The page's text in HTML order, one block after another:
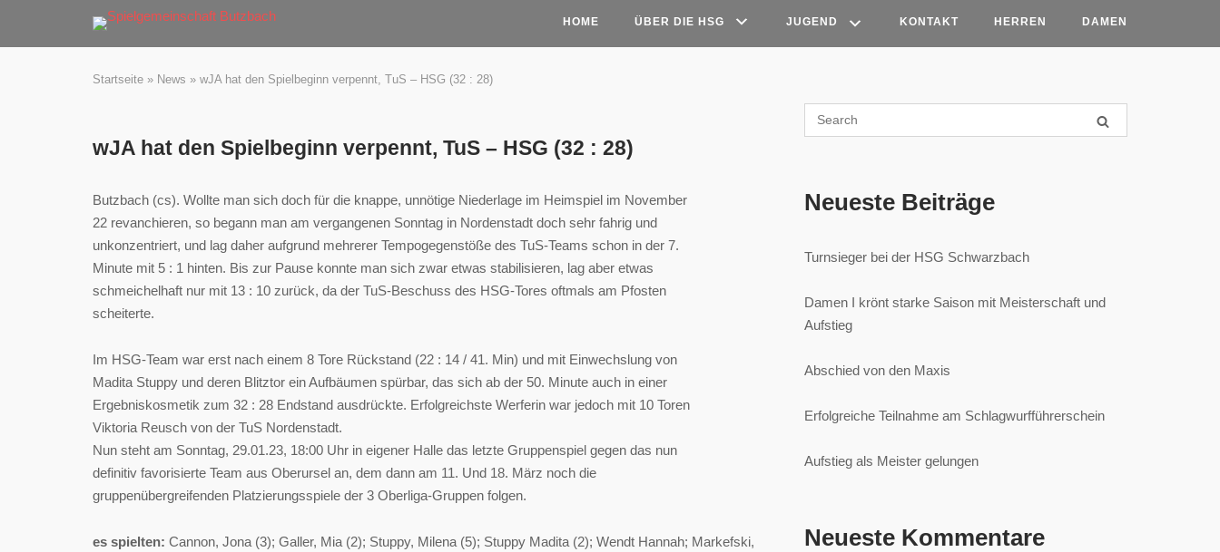
HOME ÜBER DIE HSG JUGEND KONTAKT HERREN DAMEN
Startseite » News » wJA hat den Spielbeginn verpennt, TuS – HSG (32 : 28)
wJA hat den Spielbeginn verpennt, TuS – HSG (32 : 28)
Butzbach (cs). Wollte man sich doch für die knappe, unnötige Niederlage im Heimspiel im November
22 revanchieren, so begann man am vergangenen Sonntag in Nordenstadt doch sehr fahrig und
unkonzentriert, und lag daher aufgrund mehrerer Tempogegenstöße des TuS-Teams schon in der 7.
Minute mit 5 : 1 hinten. Bis zur Pause konnte man sich zwar etwas stabilisieren, lag aber etwas
schmeichelhaft nur mit 13 : 10 zurück, da der TuS-Beschuss des HSG-Tores oftmals am Pfosten
scheiterte.
Im HSG-Team war erst nach einem 8 Tore Rückstand (22 : 14 / 41. Min) und mit Einwechslung von
Madita Stuppy und deren Blitztor ein Aufbäumen spürbar, das sich ab der 50. Minute auch in einer
Ergebniskosmetik zum 32 : 28 Endstand ausdrückte. Erfolgreichste Werferin war jedoch mit 10 Toren
Viktoria Reusch von der TuS Nordenstadt.
Nun steht am Sonntag, 29.01.23, 18:00 Uhr in eigener Halle das letzte Gruppenspiel gegen das nun
definitiv favorisierte Team aus Oberursel an, dem dann am 11. Und 18. März noch die
gruppenübergreifenden Platzierungsspiele der 3 Oberliga-Gruppen folgen.
es spielten: Cannon, Jona (3); Galler, Mia (2); Stuppy, Milena (5); Stuppy Madita (2); Wendt Hannah; Markefski,
Neueste Beiträge
Turnsieger bei der HSG Schwarzbach
Damen I krönt starke Saison mit Meisterschaft und
Aufstieg
Abschied von den Maxis
Erfolgreiche Teilnahme am Schlagwurfführerschein
Aufstieg als Meister gelungen
Neueste Kommentare